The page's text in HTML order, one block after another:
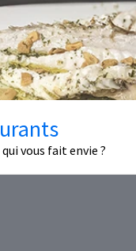
vous fait envie ?